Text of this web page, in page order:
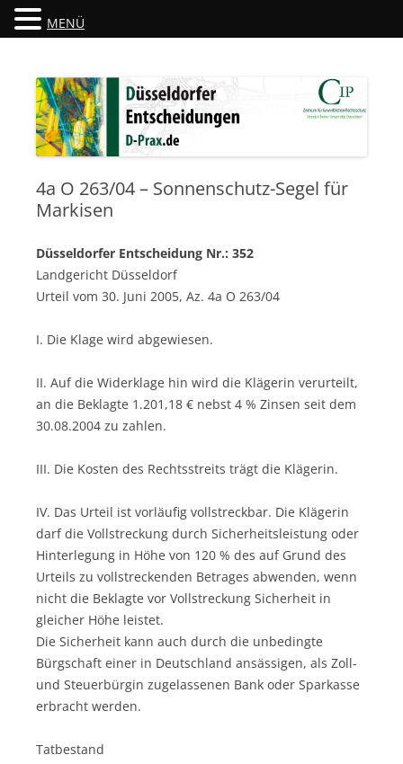
Düsseldorfer Entscheidungen
4a O 263/04 – Sonnenschutz-Segel für
Markisen
Düsseldorfer Entscheidung Nr.: 352
Landgericht Düsseldorf
Urteil vom 30. Juni 2005, Az. 4a O 263/04
I. Die Klage wird abgewiesen.
II. Auf die Widerklage hin wird die Klägerin verurteilt,
an die Beklagte 1.201,18 € nebst 4 % Zinsen seit dem
30.08.2004 zu zahlen.
III. Die Kosten des Rechtsstreits trägt die Klägerin.
IV. Das Urteil ist vorläufig vollstreckbar. Die Klägerin
darf die Vollstreckung durch Sicherheitsleistung oder
Hinterlegung in Höhe von 120 % des auf Grund des
Urteils zu vollstreckenden Betrages abwenden, wenn
nicht die Beklagte vor Vollstreckung Sicherheit in
gleicher Höhe leistet.
Die Sicherheit kann auch durch die unbedingte
Bürgschaft einer in Deutschland ansässigen, als Zoll-
und Steuerbürgin zugelassenen Bank oder Sparkasse
erbracht werden.
Tatbestand
MENÜ